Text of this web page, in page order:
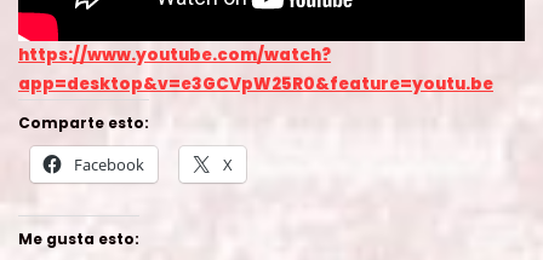
https://www.youtube.com/watch?
app=desktop&v=e3GCVpW25R0&feature=youtu.be
Comparte esto:
Facebook X
Me gusta esto: